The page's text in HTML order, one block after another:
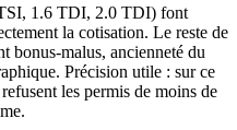
1.6 TDI, 2.0 TDI) font
la cotisation. Le reste de
bonus-malus, ancienneté du
Précision utile : sur ce
les permis de moins de